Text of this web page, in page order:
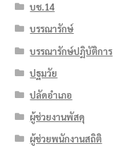
บช.14
บรรณารักษ์
บรรณารักษ์ปฏิบัติการ
ปฐมวัย
ปลัดอำเภอ
ผู้ช่วยงานพัสดุ
ผู้ช่วยพนักงานสถิติ